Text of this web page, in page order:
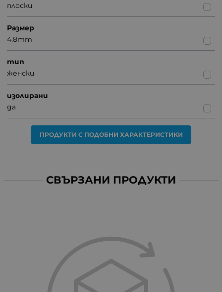
плоски
Размер
4.8mm
тип
женски
изолирани
да
ПРОДУКТИ С ПОДОБНИ ХАРАКТЕРИСТИКИ
СВЪРЗАНИ ПРОДУКТИ